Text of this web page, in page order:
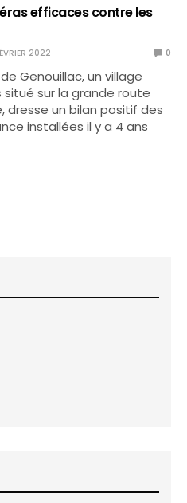
efficaces contre les
2022 0
Genouillac, un village
sur la grande route
dresse un bilan positif des
installées il y a 4 ans